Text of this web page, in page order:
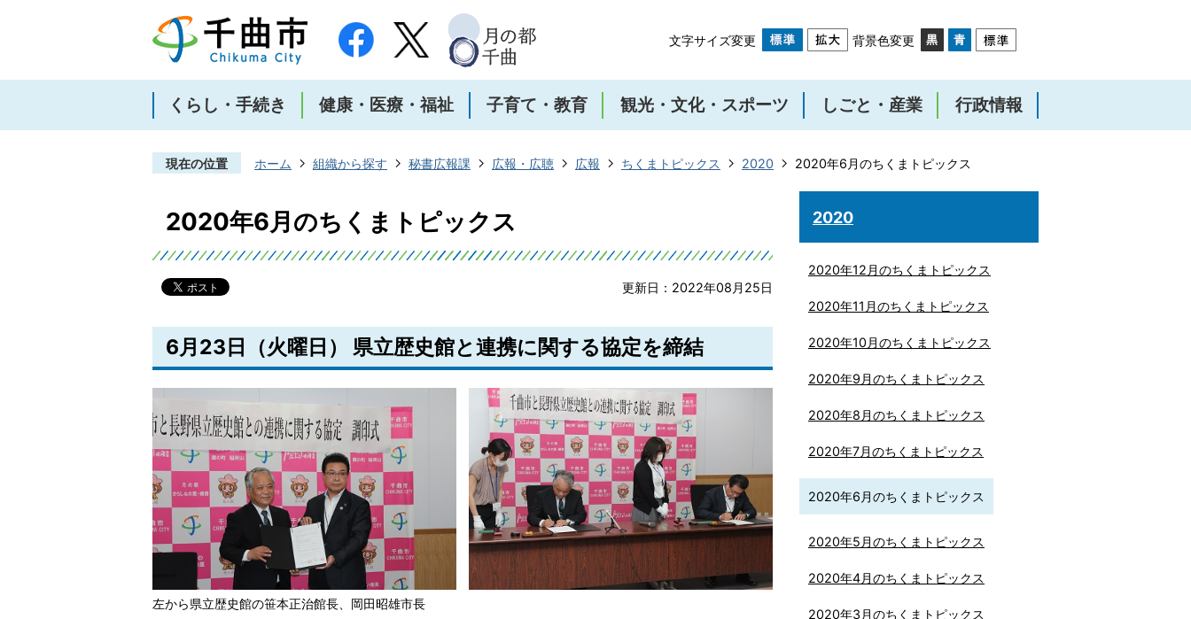
文字サイズ変更 背景色変更
くらし・手続き 健康・医療・福祉 子育て・教育 観光・文化・スポーツ しごと・産業 行政情報
現在の位置 ホーム 組織から探す 秘書広報課 広報・広聴 広報 ちくまトピックス 2020 2020年6月のちくまトピックス
2020年6月のちくまトピックス
更新日：2022年08月25日
6月23日（火曜日） 県立歴史館と連携に関する協定を締結
左から県立歴史館の笹本正治館長、岡田昭雄市長
2020
2020年12月のちくまトピックス
2020年11月のちくまトピックス
2020年10月のちくまトピックス
2020年9月のちくまトピックス
2020年8月のちくまトピックス
2020年7月のちくまトピックス
2020年6月のちくまトピックス
2020年5月のちくまトピックス
2020年4月のちくまトピックス
2020年3月のちくまトピックス